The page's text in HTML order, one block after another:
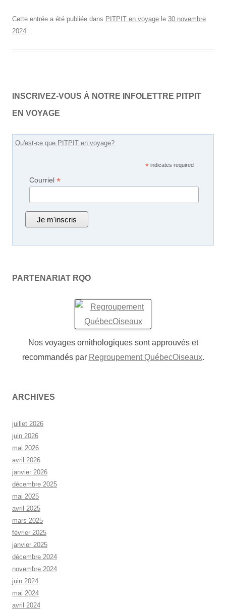
Cette entrée a été publiée dans PITPIT en voyage le 30 novembre
2024 .
INSCRIVEZ-VOUS À NOTRE INFOLETTRE PITPIT
EN VOYAGE
Qu'est-ce que PITPIT en voyage?
* indicates required
Courriel *
PARTENARIAT RQO
Nos voyages ornithologiques sont approuvés et
recommandés par Regroupement QuébecOiseaux.
ARCHIVES
juillet 2026
juin 2026
mai 2026
avril 2026
janvier 2026
décembre 2025
mai 2025
avril 2025
mars 2025
février 2025
janvier 2025
décembre 2024
novembre 2024
juin 2024
mai 2024
avril 2024